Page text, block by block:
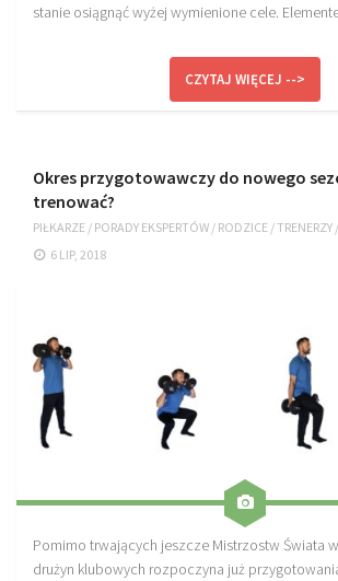
stanie osiągnąć wyżej wymienione cele.
CZYTAJ WIĘCEJ -->
Okres przygotowawczy do nowego
trenować?
PIŁKARZE / PORADY EKSPERTÓW / RODZICE /TRENERZY /
6 LIP, 2018
Pomimo trwających jeszcze Mistrzostw Świata
drużyn klubowych rozpoczyna już